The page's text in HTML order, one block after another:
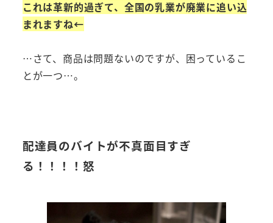
これは革新的過ぎて、全国の乳業が廃業に追い込
まれますね←
…さて、商品は問題ないのですが、困っているこ
とが一つ…。
配達員のバイトが不真面目すぎ
る！！！！怒